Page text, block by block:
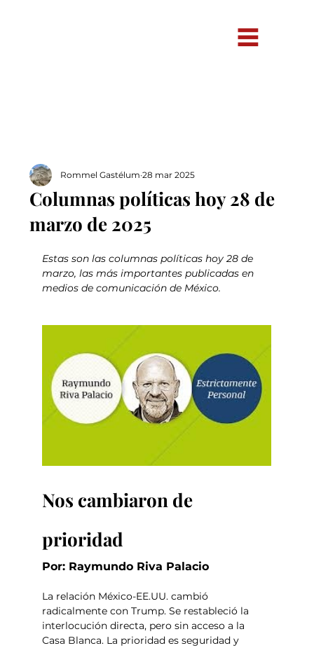
Columnas políticas hoy 28 de
marzo de 2025
Rommel Gastélum 28 mar 2025
Estas son las columnas políticas hoy 28 de
marzo, las más importantes publicadas en
medios de comunicación de México.
Nos cambiaron de
prioridad
Por: Raymundo Riva Palacio
La relación México-EE.UU. cambió
radicalmente con Trump. Se restableció la
interlocución directa, pero sin acceso a la
Casa Blanca. La prioridad es seguridad y